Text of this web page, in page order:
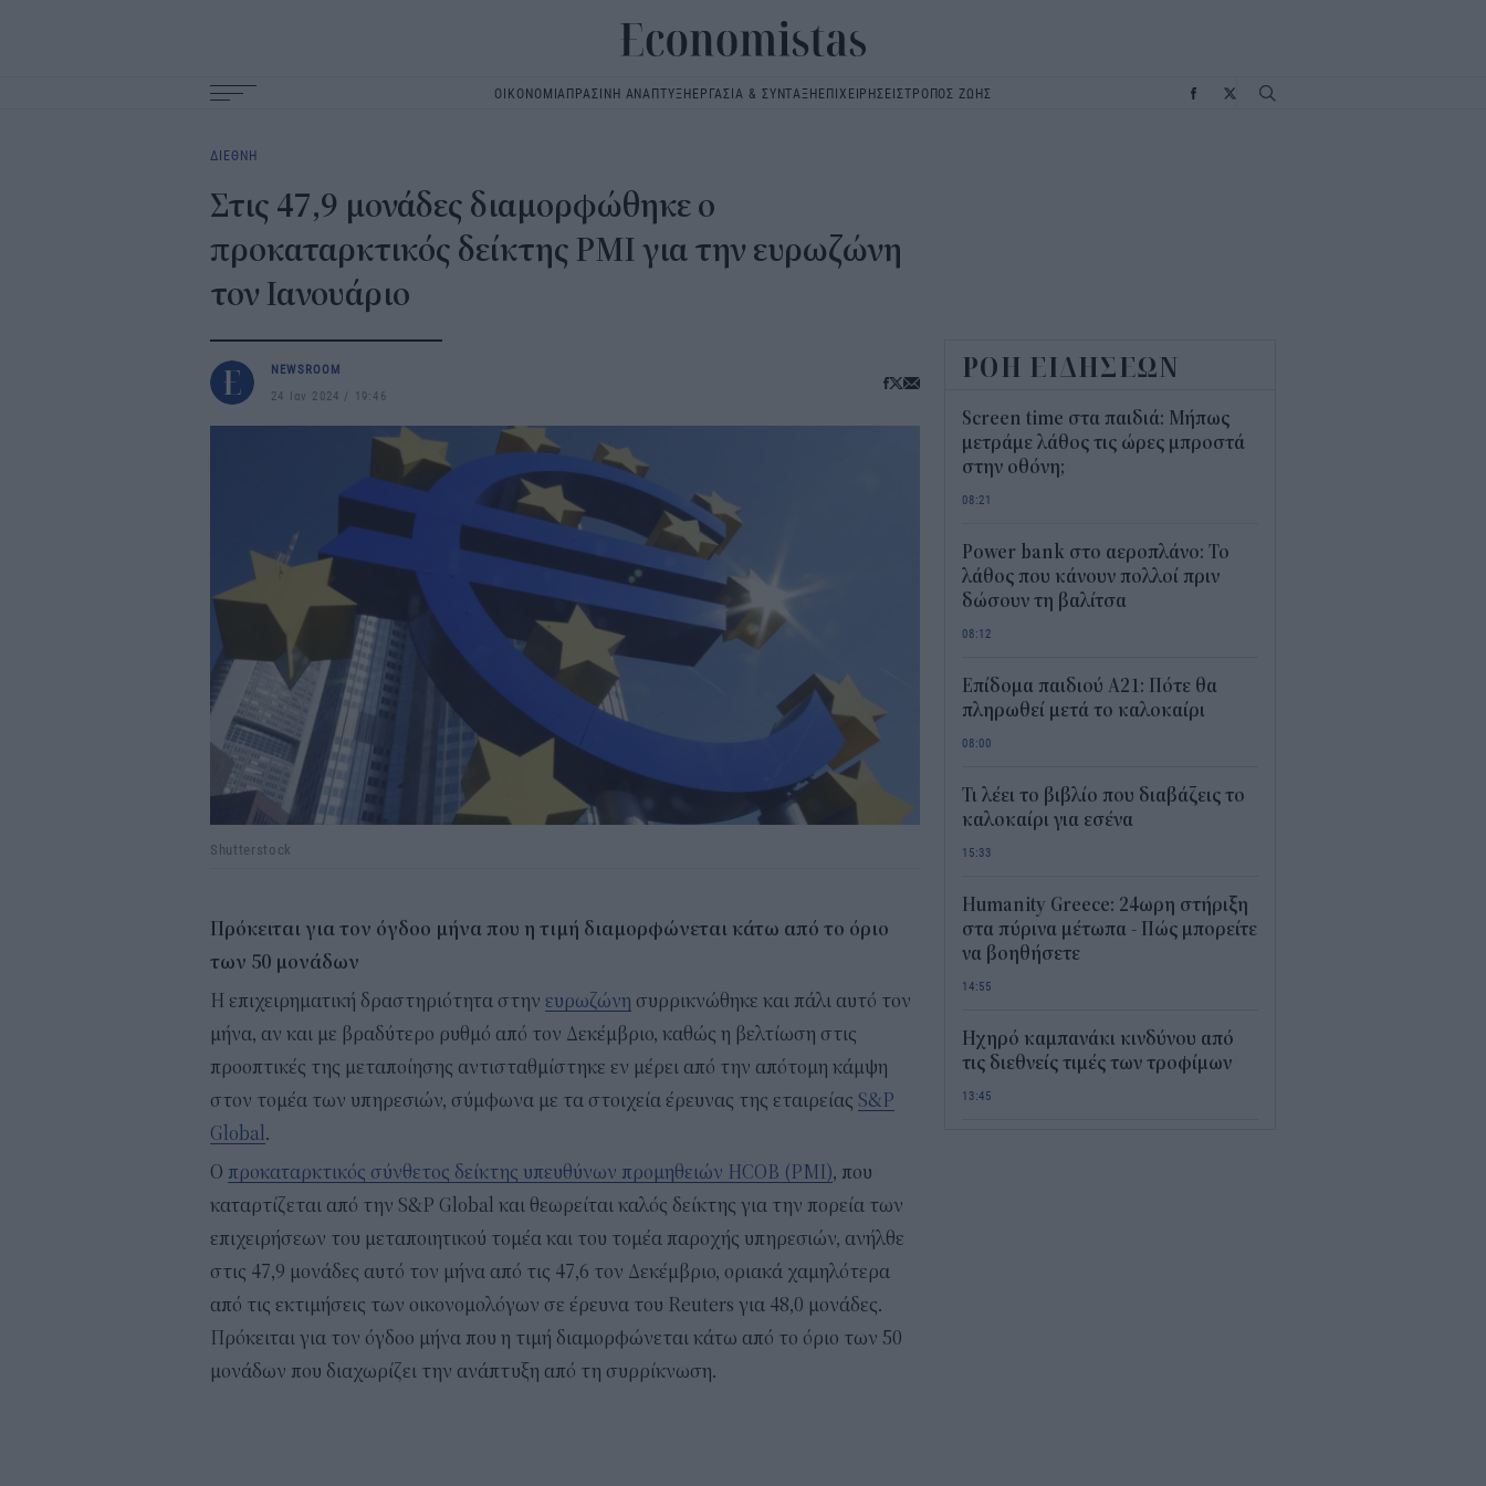
ΟΙΚΟΝΟΜΙΑΠΡΑΣΙΝΗ ΑΝΑΠΤΥΞΗΕΡΓΑΣΙΑ & ΣΥΝΤΑΞΗΕΠΙΧΕΙΡΗΣΕΙΣΤΡΟΠΟΣ ΖΩΗΣ
navigation
ΔΙΕΘΝΗ
Στις 47,9 μονάδες διαμορφώθηκε ο
προκαταρκτικός δείκτης PMI για την ευρωζώνη
τον Ιανουάριο
NEWSROOM
24 Ιαν 2024
19:46
Shutterstock
Πρόκειται για τον όγδοο μήνα που η τιμή διαμορφώνεται κάτω από το όριο
των 50 μονάδων
Η επιχειρηματική δραστηριότητα στην ευρωζώνη συρρικνώθηκε και πάλι αυτό τον
μήνα, αν και με βραδύτερο ρυθμό από τον Δεκέμβριο, καθώς η βελτίωση στις
προοπτικές της μεταποίησης αντισταθμίστηκε εν μέρει από την απότομη κάμψη
στον τομέα των υπηρεσιών, σύμφωνα με τα στοιχεία έρευνας της εταιρείας S&P
Global.
Ο προκαταρκτικός σύνθετος δείκτης υπευθύνων προμηθειών HCOB (PMI), που
καταρτίζεται από την S&P Global και θεωρείται καλός δείκτης για την πορεία των
επιχειρήσεων του μεταποιητικού τομέα και του τομέα παροχής υπηρεσιών, ανήλθε
στις 47,9 μονάδες αυτό τον μήνα από τις 47,6 τον Δεκέμβριο, οριακά χαμηλότερα
από τις εκτιμήσεις των οικονομολόγων σε έρευνα του Reuters για 48,0 μονάδες.
Πρόκειται για τον όγδοο μήνα που η τιμή διαμορφώνεται κάτω από το όριο των 50
μονάδων που διαχωρίζει την ανάπτυξη από τη συρρίκνωση.
ΡΟΗ ΕΙΔΗΣΕΩΝ
Screen time στα παιδιά: Μήπως
μετράμε λάθος τις ώρες μπροστά
στην οθόνη;
08:21
Power bank στο αεροπλάνο: Το
λάθος που κάνουν πολλοί πριν
δώσουν τη βαλίτσα
08:12
Επίδομα παιδιού Α21: Πότε θα
πληρωθεί μετά το καλοκαίρι
08:00
Τι λέει το βιβλίο που διαβάζεις το
καλοκαίρι για εσένα
15:33
Humanity Greece: 24ωρη στήριξη
στα πύρινα μέτωπα - Πώς μπορείτε
να βοηθήσετε
14:55
Ηχηρό καμπανάκι κινδύνου από
τις διεθνείς τιμές των τροφίμων
13:45